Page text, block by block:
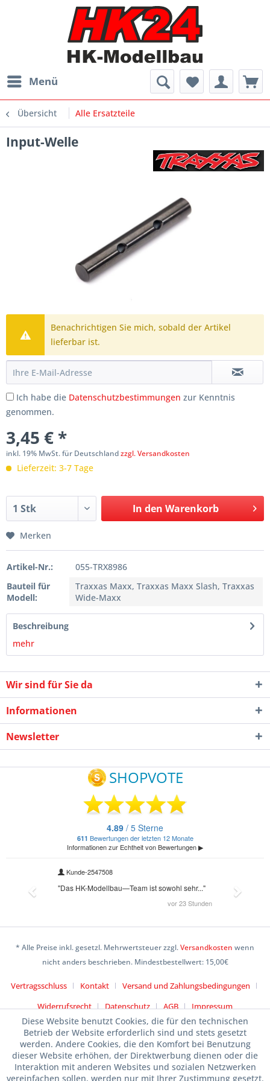
Menü
Übersicht Alle Ersatzteile
Input-Welle
Benachrichtigen Sie mich, sobald der Artikel
lieferbar ist.
Ich habe die Datenschutzbestimmungen zur Kenntnis
genommen.
3,45 € *
inkl. 19% MwSt. für Deutschlandzzgl. Versandkosten
Lieferzeit: 3-7 Tage
In den Warenkorb
Merken
Artikel-Nr.:
055-TRX8986
Bauteil für
Modell:
Traxxas Maxx, Traxxas Maxx Slash, Traxxas
Wide-Maxx
Beschreibung
mehr
Wir sind für Sie da
Informationen
Newsletter
* Alle Preise inkl. gesetzl. Mehrwertsteuer zzgl.Versandkosten wenn
nicht anders beschrieben. Mindestbestellwert: 15,00€
Vertragsschluss Kontakt
Versand und Zahlungsbedingungen
Widerrufsrecht
Datenschutz AGB Impressum
Diese Website benutzt Cookies, die für den technischen
Betrieb der Website erforderlich sind und stets gesetzt
werden. Andere Cookies, die den Komfort bei Benutzung
dieser Website erhöhen, der Direktwerbung dienen oder die
Interaktion mit anderen Websites und sozialen Netzwerken
vereinfachen sollen, werden nur mit Ihrer Zustimmung gesetzt.